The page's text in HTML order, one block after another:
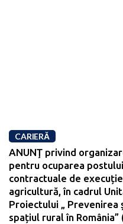
CARIERĂ
ANUNŢ privind
pentru ocuparea
contractuale de
agricultură, în cadrul
Proiectului „ Prevenirea
spațiul rural în